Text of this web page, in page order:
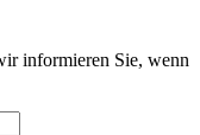
informieren Sie, wenn